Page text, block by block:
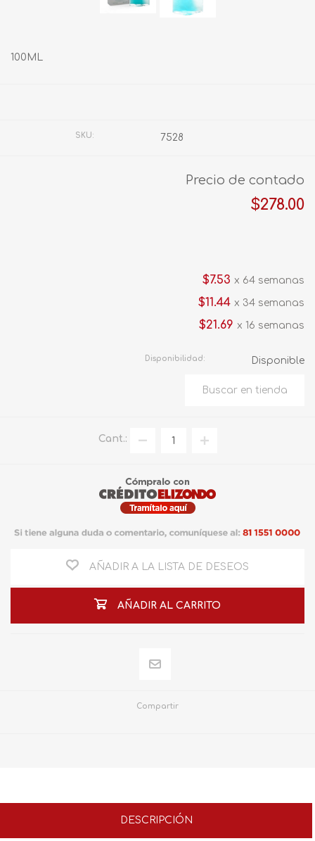
100ML
SKU: 7528
Precio de contado
$278.00
$7.53 x 64 semanas
$11.44 x 34 semanas
$21.69 x 16 semanas
Disponibilidad: Disponible
Cant.:
AÑADIR A LA LISTA DE DESEOS
AÑADIR AL CARRITO
Compartir
DESCRIPCIÓN